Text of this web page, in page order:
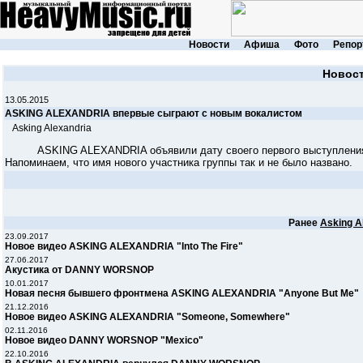
Новости Афиша Фото
13.05.2015
ASKING ALEXANDRIA впервые сыграют с новым вокалистом
Asking Alexandria
ASKING ALEXANDRIA объявили дату своего первого
Напоминаем, что имя нового участника группы так и не было названо.
Ранее Asking
23.09.2017
Новое видео ASKING ALEXANDRIA "Into The Fire"
27.06.2017
Акустика от DANNY WORSNOP
10.01.2017
Новая песня бывшего фронтмена ASKING ALEXANDRIA "Anyone But Me"
21.12.2016
Новое видео ASKING ALEXANDRIA "Someone, Somewhere"
02.11.2016
Новое видео DANNY WORSNOP "Mexico"
22.10.2016